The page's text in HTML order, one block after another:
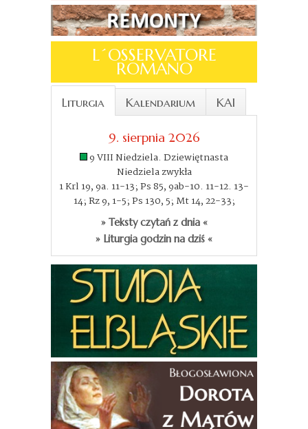
L´OSSERVATORE
ROMANO
Liturgia Kalendarium KAI
9. sierpnia 2026
9 VIII Niedziela. Dziewiętnasta
Niedziela zwykła
1 Krl 19, 9a. 11-13; Ps 85, 9ab-10. 11-12. 13-
14; Rz 9, 1-5; Ps 130, 5; Mt 14, 22-33;
» Teksty czytań z dnia «
» Liturgia godzin na dziś «